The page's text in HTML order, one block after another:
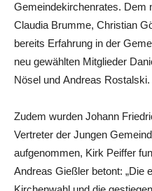
Gemeindekirchenrates. Dem
Claudia Brumme, Christian
bereits Erfahrung in der
neu gewählten Mitglieder
Nösel und Andreas Rostalski.
Zudem wurden Johann
Vertreter der Jungen
aufgenommen, Kirk Peiffer
Andreas Gießler betont: „Die